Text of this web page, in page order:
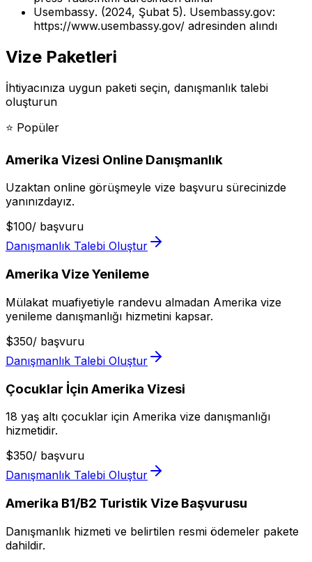
Usembassy. (2024, Şubat 5). Usembassy.gov:
https://www.usembassy.gov/ adresinden alındı
Vize Paketleri
İhtiyacınıza uygun paketi seçin, danışmanlık talebi
oluşturun
⭐ Popüler
Amerika Vizesi Online Danışmanlık
Uzaktan online görüşmeyle vize başvuru sürecinizde
yanınızdayız.
$100/ başvuru
Danışmanlık Talebi Oluştur
Amerika Vize Yenileme
Mülakat muafiyetiyle randevu almadan Amerika vize
yenileme danışmanlığı hizmetini kapsar.
$350/ başvuru
Danışmanlık Talebi Oluştur
Çocuklar İçin Amerika Vizesi
18 yaş altı çocuklar için Amerika vize danışmanlığı
hizmetidir.
$350/ başvuru
Danışmanlık Talebi Oluştur
Amerika B1/B2 Turistik Vize Başvurusu
Danışmanlık hizmeti ve belirtilen resmi ödemeler pakete
dahildir.